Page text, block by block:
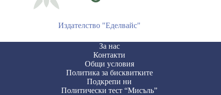
Издателство "Еделвайс"
За нас
Контакти
Общи условия
Политика за бисквитките
Подкрепи ни
Политически тест “Мисъль”